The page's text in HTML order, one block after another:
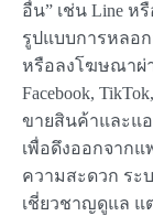
อื่น” เช่น Line หรื
รูปแบบการหลอ
หรือลงโฆษณาผ่
Facebook,
ขายสินค้าและแ
เพื่อดึงออกจาก
ความสะดวก ระ
เชี่ยวชาญดูแล แ